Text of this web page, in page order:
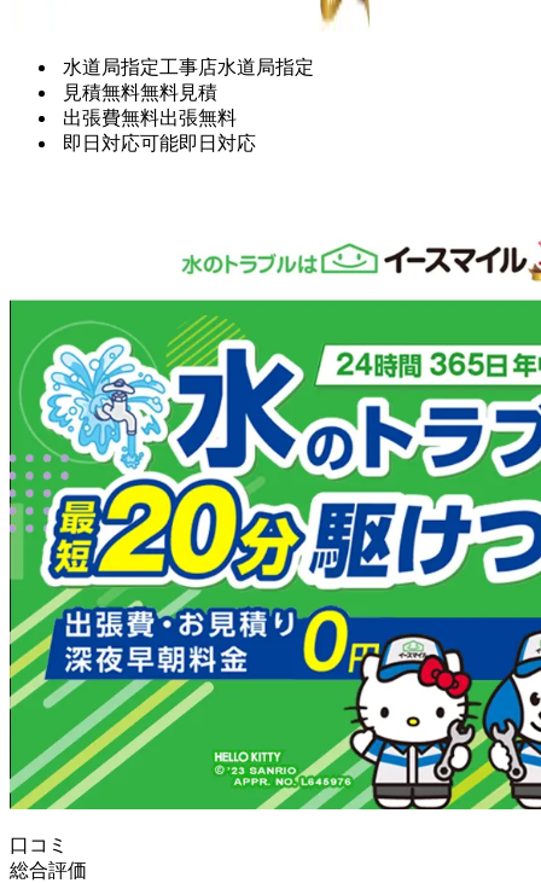
水道局指定工事店水道局指定
見積無料無料見積
出張費無料出張無料
即日対応可能即日対応
口コミ
総合評価